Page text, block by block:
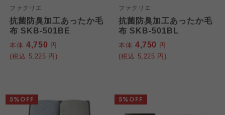
ファクリエ
抗菌防臭加工あったか毛
布 SKB-501BE
本体 4,750 円
(税込 5,225 円)
ファクリエ
抗菌防臭加工あったか毛
布 SKB-501BL
本体 4,750 円
(税込 5,225 円)
5%OFF 5%OFF